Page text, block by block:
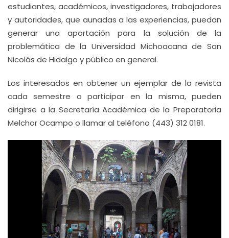
estudiantes, académicos, investigadores, trabajadores
y autoridades, que aunadas a las experiencias, puedan
generar una aportación para la solución de la
problemática de la Universidad Michoacana de San
Nicolás de Hidalgo y público en general.
Los interesados en obtener un ejemplar de la revista
cada semestre o participar en la misma, pueden
dirigirse a la Secretaría Académica de la Preparatoria
Melchor Ocampo o llamar al teléfono (443) 312 0181.